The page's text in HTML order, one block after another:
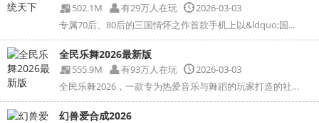
502.1M 有29万人在玩
2026-03-03
专属70后、80后的三国情怀之作首款手机上以&ldquo;国...
全民乐舞2026最新版
555.9M 有93万人在玩
2026-03-03
全民乐舞2026，一款专为热爱音乐与舞蹈的玩家打造的社交...
幻兽爱合成2026